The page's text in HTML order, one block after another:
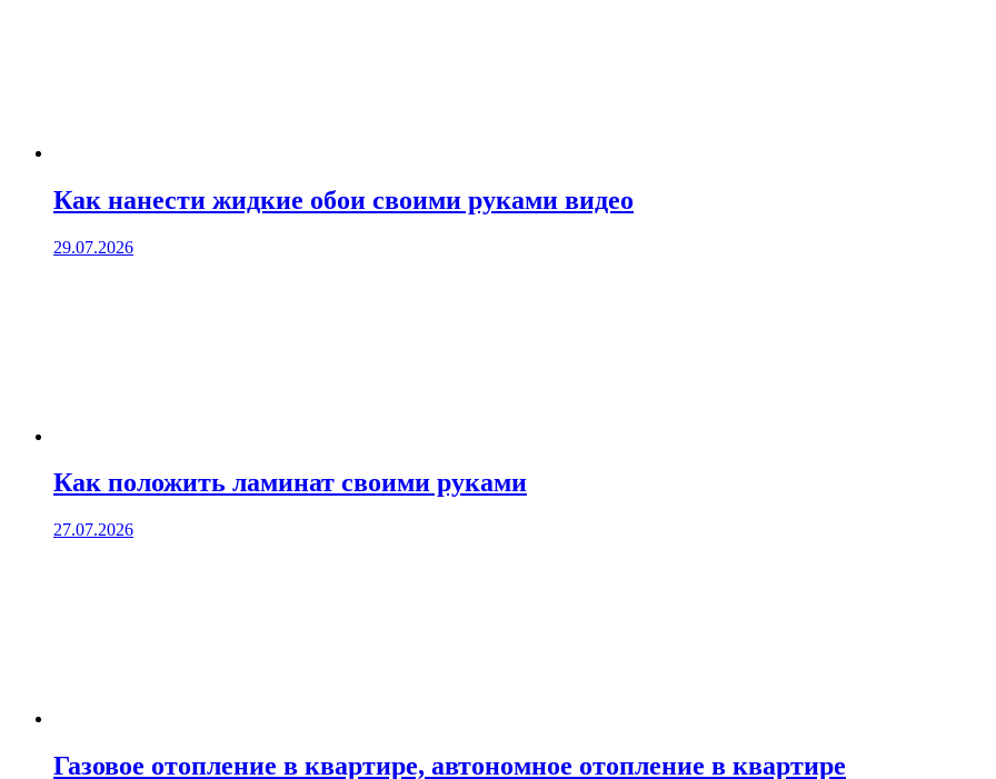
Как нанести жидкие обои своими руками видео
29.07.2026
Как положить ламинат своими руками
27.07.2026
Газовое отопление в квартире, автономное отопление в квартире